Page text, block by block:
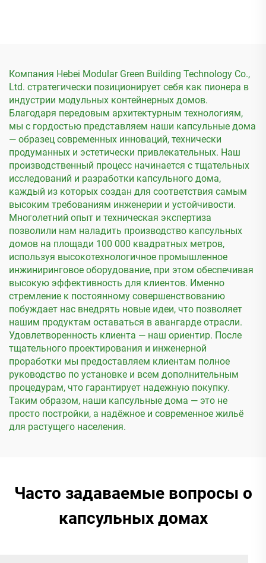
Компания Hebei Modular Green Building Technology Co.,
Ltd. стратегически позиционирует себя как пионера в
индустрии модульных контейнерных домов.
Благодаря передовым архитектурным технологиям,
мы с гордостью представляем наши капсульные дома
— образец современных инноваций, технически
продуманных и эстетически привлекательных. Наш
производственный процесс начинается с тщательных
исследований и разработки капсульного дома,
каждый из которых создан для соответствия самым
высоким требованиям инженерии и устойчивости.
Многолетний опыт и техническая экспертиза
позволили нам наладить производство капсульных
домов на площади 100 000 квадратных метров,
используя высокотехнологичное промышленное
инжиниринговое оборудование, при этом обеспечивая
высокую эффективность для клиентов. Именно
стремление к постоянному совершенствованию
побуждает нас внедрять новые идеи, что позволяет
нашим продуктам оставаться в авангарде отрасли.
Удовлетворенность клиента — наш ориентир. После
тщательного проектирования и инженерной
проработки мы предоставляем клиентам полное
руководство по установке и всем дополнительным
процедурам, что гарантирует надежную покупку.
Таким образом, наши капсульные дома — это не
просто постройки, а надёжное и современное жильё
для растущего населения.
Часто задаваемые вопросы о
капсульных домах